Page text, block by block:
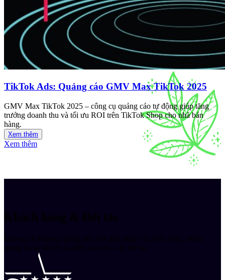
TikTok Ads: Quảng cáo GMV Max TikTok 2025
GMV Max TikTok 2025 – công cụ quảng cáo tự động giúp tăng
trưởng doanh thu và tối ưu ROI trên TikTok Shop cho nhà bán
hàng.
Xem thêm
Xem thêm